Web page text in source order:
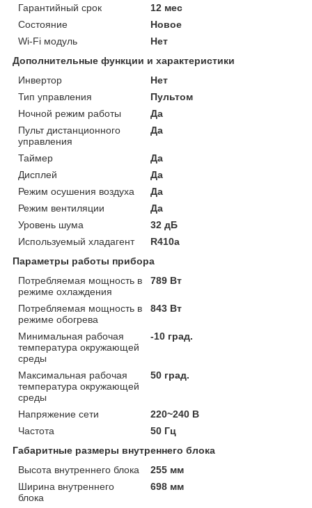
Гарантийный срок
12 мес
Состояние
Новое
Wi-Fi модуль
Нет
Дополнительные функции и характеристики
Инвертор
Нет
Тип управления
Пультом
Ночной режим работы
Да
Пульт дистанционного
управления
Да
Таймер
Да
Дисплей
Да
Режим осушения воздуха
Да
Режим вентиляции
Да
Уровень шума
32 дБ
Используемый хладагент
R410a
Параметры работы прибора
Потребляемая мощность в
режиме охлаждения
789 Вт
Потребляемая мощность в
режиме обогрева
843 Вт
Минимальная рабочая
температура окружающей
среды
-10 град.
Максимальная рабочая
температура окружающей
среды
50 град.
Напряжение сети
220~240 В
Частота
50 Гц
Габаритные размеры внутреннего блока
Высота внутреннего блока
255 мм
Ширина внутреннего
блока
698 мм